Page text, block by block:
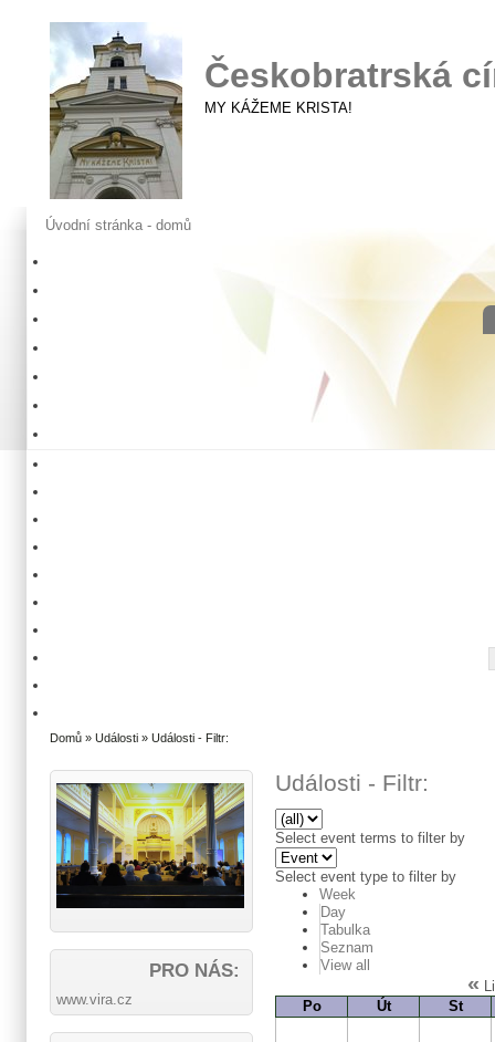
Českobratrská
MY KÁŽEME KRISTA!
Úvodní stránka - domů
Domů » Události » Události - Filtr:
Události - Filtr:
Select event terms to filter by
Select event type to filter by
Week
Day
Tabulka
Seznam
View all
«
Po
Út St
PRO NÁS:
www.vira.cz